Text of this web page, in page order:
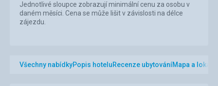
Jednotlivé sloupce zobrazují minimální cenu za osobu v
daném měsíci. Cena se může lišit v závislosti na délce
zájezdu.
Všechny nabídkyPopis hoteluRecenze ubytováníMapa a